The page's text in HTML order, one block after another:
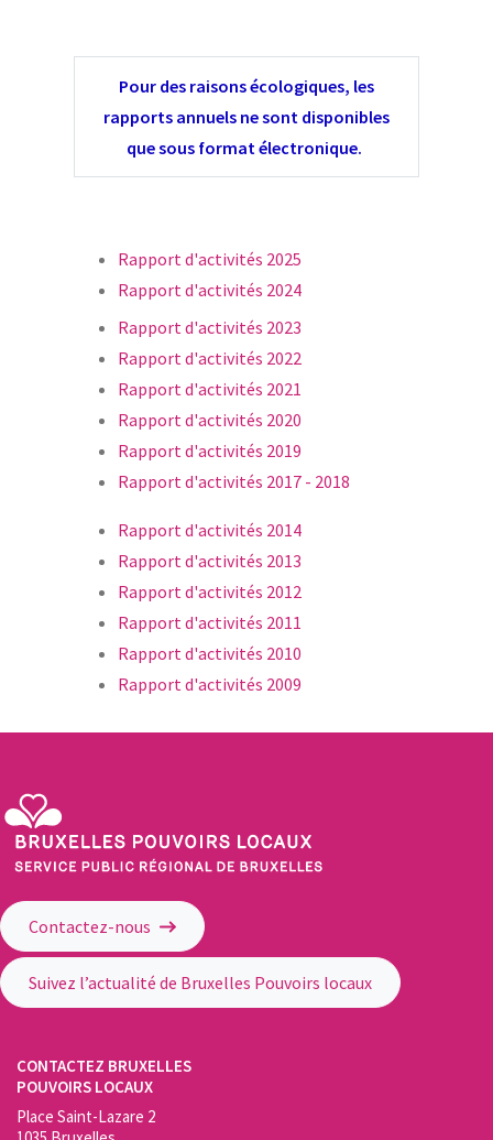
Pour des raisons écologiques, les
rapports annuels ne sont disponibles
que sous format électronique.
Rapport d'activités 2025
Rapport d'activités 2024
Rapport d'activités 2023
Rapport d'activités 2022
Rapport d'activités 2021
Rapport d'activités 2020
Rapport d'activités 2019
Rapport d'activités 2017 - 2018
Rapport d'activités 2014
Rapport d'activités 2013
Rapport d'activités 2012
Rapport d'activités 2011
Rapport d'activités 2010
Rapport d'activités 2009
Contactez-nous
Suivez l’actualité de Bruxelles Pouvoirs locaux
CONTACTEZ BRUXELLES
POUVOIRS LOCAUX
Place Saint-Lazare 2